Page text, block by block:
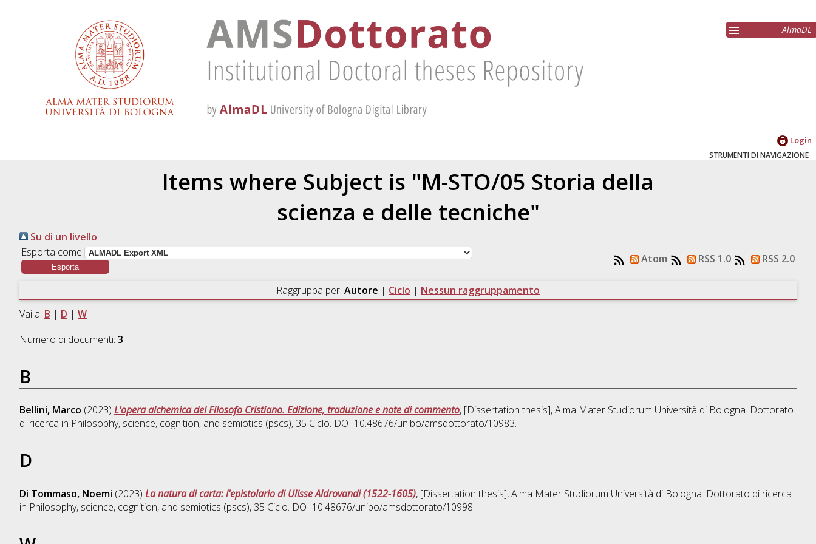
AlmaDL
Login
STRUMENTI DI NAVIGAZIONE
Items where Subject is "M-STO/05 Storia della
scienza e delle tecniche"
Su di un livello
Esporta come
Atom RSS 1.0 RSS 2.0
Raggruppa per: Autore | Ciclo | Nessun raggruppamento
Vai a: B | D | W
Numero di documenti: 3.
B
Bellini, Marco (2023) L'opera alchemica del Filosofo Cristiano. Edizione, traduzione e note di commento, [Dissertation thesis], Alma Mater Studiorum Università di Bologna. Dottorato
di ricerca in Philosophy, science, cognition, and semiotics (pscs), 35 Ciclo. DOI 10.48676/unibo/amsdottorato/10983.
D
Di Tommaso, Noemi (2023) La natura di carta: l'epistolario di Ulisse Aldrovandi (1522-1605), [Dissertation thesis], Alma Mater Studiorum Università di Bologna. Dottorato di ricerca
in Philosophy, science, cognition, and semiotics (pscs), 35 Ciclo. DOI 10.48676/unibo/amsdottorato/10998.